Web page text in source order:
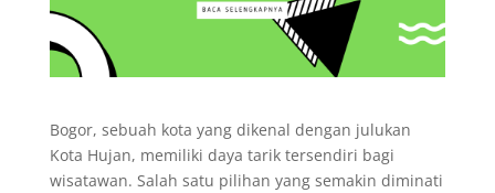
Bogor, sebuah kota yang dikenal dengan julukan
Kota Hujan, memiliki daya tarik tersendiri bagi
wisatawan. Salah satu pilihan yang semakin diminati